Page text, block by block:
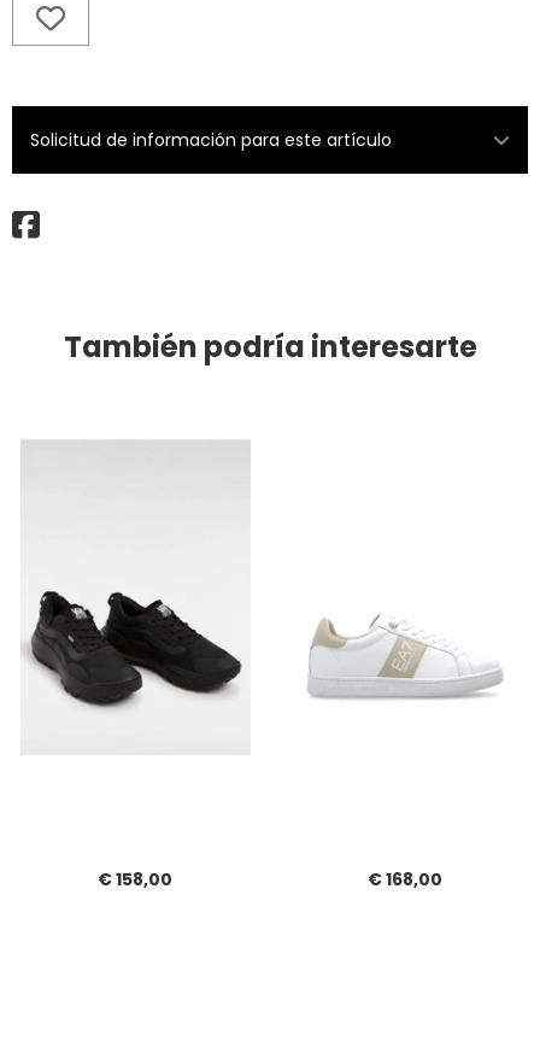
Solicitud de información para este artículo
También podría interesarte
€ 158,00 € 168,00